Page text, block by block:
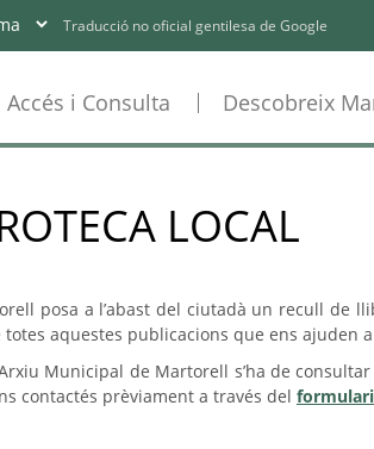
Traducció no oficial gentilesa de Google
Accés i Consulta Descobreix
LOCAL
posa a l’abast del ciutadà un recull de
aquestes publicacions que ens ajuden
Municipal de Martorell s’ha de
contactés prèviament a través del